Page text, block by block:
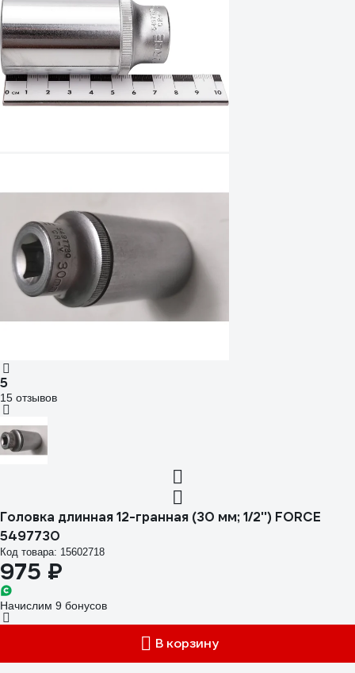
5
15 отзывов
Головка длинная 12-гранная (30 мм; 1/2'') FORCE
5497730
Код товара: 15602718
975 ₽
Начислим 9 бонусов
В корзину